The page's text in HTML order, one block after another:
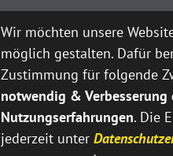
Wir möchten unsere
möglich gestalten. Dafür
Zustimmung für folgende
notwendig & Verbesserung
Nutzungserfahrungen. Die
jederzeit unter